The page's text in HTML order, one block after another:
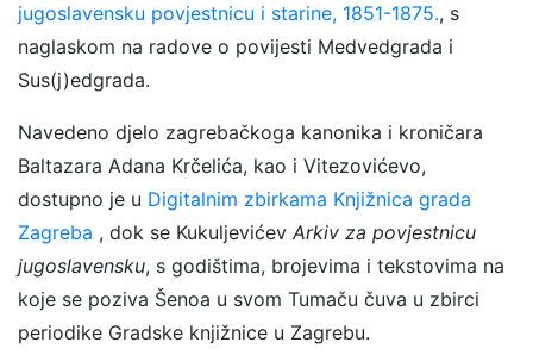
jugoslavensku povjestnicu i starine, 1851-1875., s
naglaskom na radove o povijesti Medvedgrada i
Sus(j)edgrada.
Navedeno djelo zagrebačkoga kanonika i kroničara
Baltazara Adana Krčelića, kao i Vitezovićevo,
dostupno je u Digitalnim zbirkama Knjižnica grada
Zagreba , dok se Kukuljevićev Arkiv za povjestnicu
jugoslavensku, s godištima, brojevima i tekstovima na
koje se poziva Šenoa u svom Tumaču čuva u zbirci
periodike Gradske knjižnice u Zagrebu.